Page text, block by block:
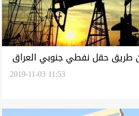
حقل نفطي جنوبي العراق
2019-11-03 11:53